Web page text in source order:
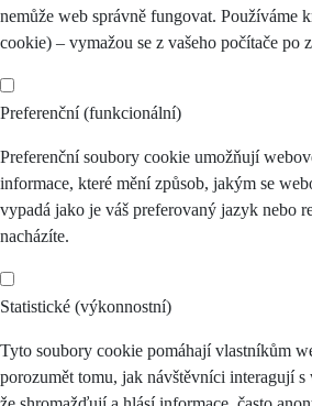
nemůže web správně fungovat. Používáme
cookie) – vymažou se z vašeho počítače po
Preferenční (funkcionální)
Preferenční soubory cookie umožňují
informace, které mění způsob, jakým se
vypadá jako je váš preferovaný jazyk nebo
nacházíte.
Statistické (výkonnostní)
Tyto soubory cookie pomáhají vlastníkům
porozumět tomu, jak návštěvníci interagují